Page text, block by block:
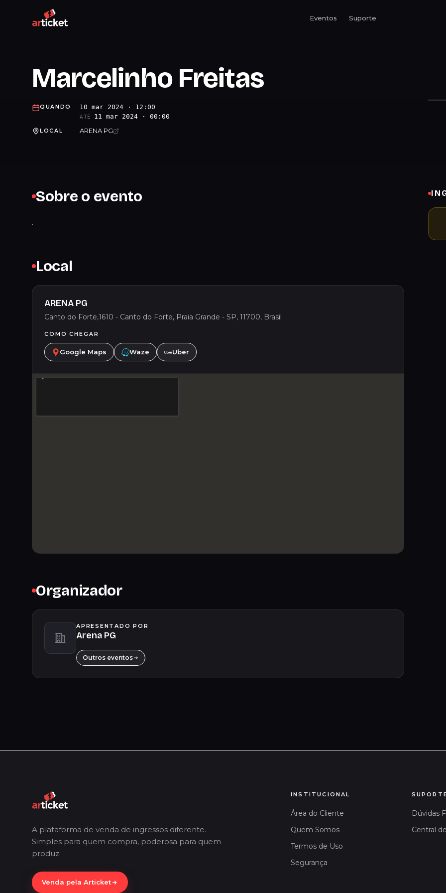
Eventos Suporte
Marcelinho Freitas
QUANDO 10 mar 2024 · 12:00
ATÉ 11 mar 2024 · 00:00
LOCAL ARENA PG
Sobre o evento
.
Local
ARENA PG
Canto do Forte,1610 - Canto do Forte, Praia Grande - SP, 11700, Brasil
COMO CHEGAR
Google Maps Waze Uber
Organizador
APRESENTADO POR
Arena PG
Outros eventos
A plataforma de venda de ingressos diferente.
Simples para quem compra, poderosa para quem
produz.
Venda pela Articket
INSTITUCIONAL
Área do Cliente
Quem Somos
Termos de Uso
Segurança
Dúvidas
Central